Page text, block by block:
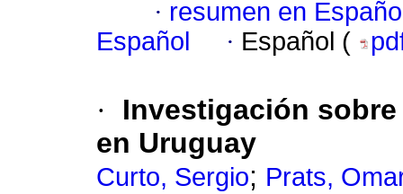
· resumen en
Español
· Español (
·
Investigación
en Uruguay
Curto, Sergio; Prats,